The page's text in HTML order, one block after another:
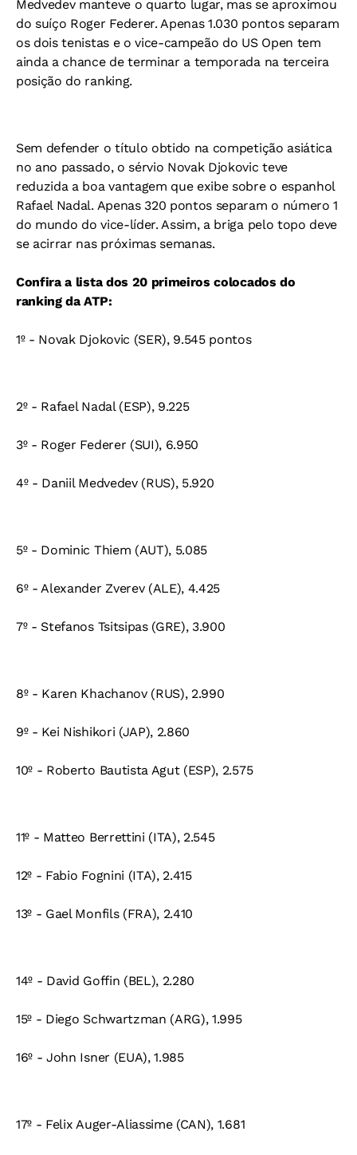
Medvedev manteve o quarto lugar, mas se aproximou
do suíço Roger Federer. Apenas 1.030 pontos separam
os dois tenistas e o vice-campeão do US Open tem
ainda a chance de terminar a temporada na terceira
posição do ranking.
Sem defender o título obtido na competição asiática
no ano passado, o sérvio Novak Djokovic teve
reduzida a boa vantagem que exibe sobre o espanhol
Rafael Nadal. Apenas 320 pontos separam o número 1
do mundo do vice-líder. Assim, a briga pelo topo deve
se acirrar nas próximas semanas.
Confira a lista dos 20 primeiros colocados do
ranking da ATP:
1º - Novak Djokovic (SER), 9.545 pontos
2º - Rafael Nadal (ESP), 9.225
3º - Roger Federer (SUI), 6.950
4º - Daniil Medvedev (RUS), 5.920
5º - Dominic Thiem (AUT), 5.085
6º - Alexander Zverev (ALE), 4.425
7º - Stefanos Tsitsipas (GRE), 3.900
8º - Karen Khachanov (RUS), 2.990
9º - Kei Nishikori (JAP), 2.860
10º - Roberto Bautista Agut (ESP), 2.575
11º - Matteo Berrettini (ITA), 2.545
12º - Fabio Fognini (ITA), 2.415
13º - Gael Monfils (FRA), 2.410
14º - David Goffin (BEL), 2.280
15º - Diego Schwartzman (ARG), 1.995
16º - John Isner (EUA), 1.985
17º - Felix Auger-Aliassime (CAN), 1.681